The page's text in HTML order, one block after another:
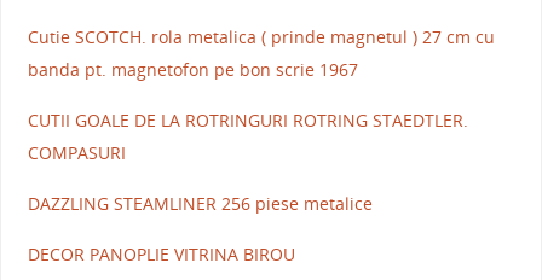
Cutie SCOTCH. rola metalica ( prinde magnetul ) 27 cm cu
banda pt. magnetofon pe bon scrie 1967
CUTII GOALE DE LA ROTRINGURI ROTRING STAEDTLER.
COMPASURI
DAZZLING STEAMLINER 256 piese metalice
DECOR PANOPLIE VITRINA BIROU